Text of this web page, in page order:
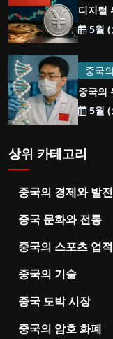
디지털
5월 (
중국
중국의
5월 (
상위 카테고리
중국의 경제와 발전
중국 문화와 전통
중국의 스포츠 업적
중국의 기술
중국 도박 시장
중국의 암호 화폐